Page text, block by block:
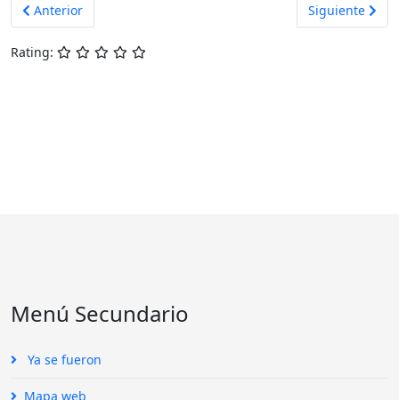
Artículo anterior: Testimonios recientes de beneficiarios
Anterior Artículo
Siguiente
Rating:
Menú Secundario
Ya se fueron
Mapa web